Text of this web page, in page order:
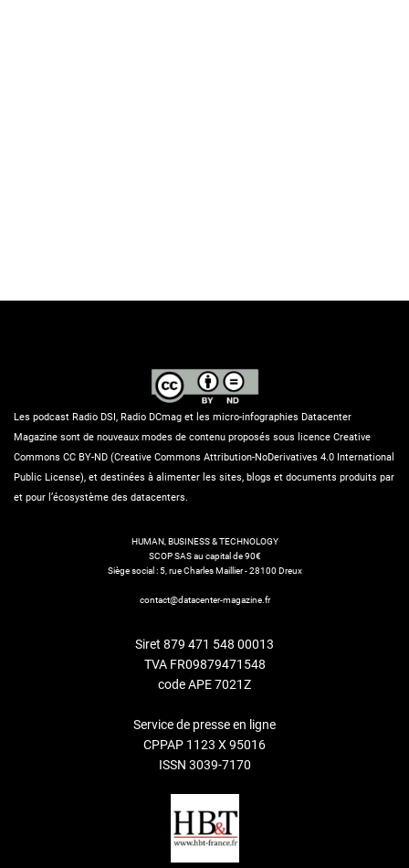
Les podcast Radio DSI, Radio DCmag et les micro-infographies Datacenter
Magazine sont de nouveaux modes de contenu proposés sous licence Creative
Commons CC BY-ND (Creative Commons Attribution-NoDerivatives 4.0 International
Public License), et destinées à alimenter les sites, blogs et documents produits par
et pour l’écosystème des datacenters.
HUMAN, BUSINESS & TECHNOLOGY
SCOP SAS au capital de 90€
Siège social : 5, rue Charles Maillier - 28100 Dreux
contact@datacenter-magazine.fr
Siret 879 471 548 00013
TVA FR09879471548
code APE 7021Z
Service de presse en ligne
CPPAP 1123 X 95016
ISSN 3039-7170